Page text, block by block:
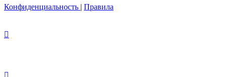
Конфиденциальность | Правила